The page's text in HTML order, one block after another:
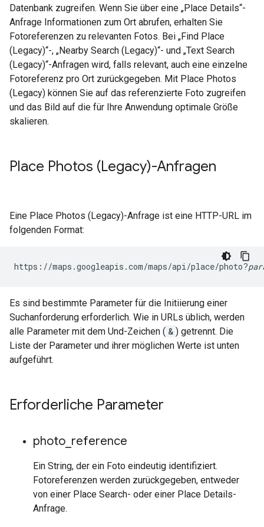
Datenbank zugreifen. Wenn Sie über eine „Place Details“-
Anfrage Informationen zum Ort abrufen, erhalten Sie
Fotoreferenzen zu relevanten Fotos. Bei „Find Place
(Legacy)“-, „Nearby Search (Legacy)“- und „Text Search
(Legacy)“-Anfragen wird, falls relevant, auch eine einzelne
Fotoreferenz pro Ort zurückgegeben. Mit Place Photos
(Legacy) können Sie auf das referenzierte Foto zugreifen
und das Bild auf die für Ihre Anwendung optimale Größe
skalieren.
Place Photos (Legacy)-Anfragen
Eine Place Photos (Legacy)-Anfrage ist eine HTTP-URL im
folgenden Format:
https://maps.googleapis.com/maps/api/place/photo?
Es sind bestimmte Parameter für die Initiierung einer
Suchanforderung erforderlich. Wie in URLs üblich, werden
alle Parameter mit dem Und-Zeichen ( & ) getrennt. Die
Liste der Parameter und ihrer möglichen Werte ist unten
aufgeführt.
Erforderliche Parameter
photo reference
Ein String, der ein Foto eindeutig identifiziert.
Fotoreferenzen werden zurückgegeben, entweder
von einer Place Search- oder einer Place Details-
Anfrage.